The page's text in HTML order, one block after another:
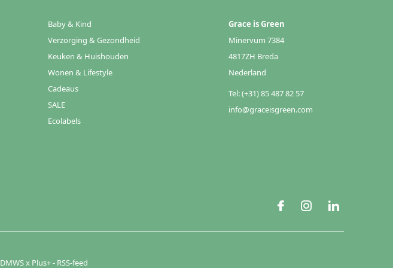
Baby & Kind
Verzorging & Gezondheid
Keuken & Huishouden
Wonen & Lifestyle
Cadeaus
SALE
Ecolabels
Grace is Green
Minervum 7384
4817ZH Breda
Nederland
Tel: (+31) 85 487 82 57
info@graceisgreen.com
DMWSx Plus+- RSS-feed